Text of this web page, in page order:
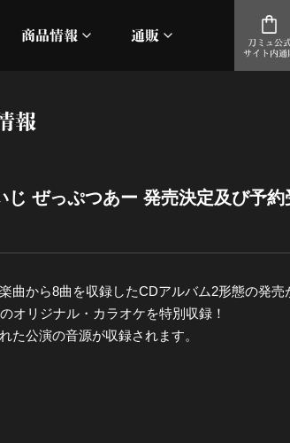
ャルムービー
商品情報
加州清光 単騎出陣 極
十周年記念 乱舞博覧会
通販
刀ミュ公
サイト内通
報
ぜっぷつあー 発売決定及び予約
曲から8曲を収録したCDアルバム2形態の発売
オリジナル・カラオケを特別収録！
た公演の音源が収録されます。